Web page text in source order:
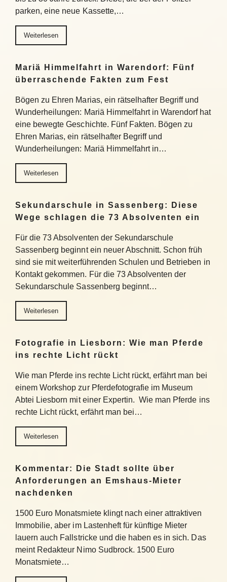
parken, eine neue Kassette,…
Weiterlesen
Mariä Himmelfahrt in Warendorf: Fünf
überraschende Fakten zum Fest
Bögen zu Ehren Marias, ein rätselhafter Begriff und
Wunderheilungen: Mariä Himmelfahrt in Warendorf hat
eine bewegte Geschichte. Fünf Fakten. Bögen zu
Ehren Marias, ein rätselhafter Begriff und
Wunderheilungen: Mariä Himmelfahrt in…
Weiterlesen
Sekundarschule in Sassenberg: Diese
Wege schlagen die 73 Absolventen ein
Für die 73 Absolventen der Sekundarschule
Sassenberg beginnt ein neuer Abschnitt. Schon früh
sind sie mit weiterführenden Schulen und Betrieben in
Kontakt gekommen. Für die 73 Absolventen der
Sekundarschule Sassenberg beginnt…
Weiterlesen
Fotografie in Liesborn: Wie man Pferde
ins rechte Licht rückt
Wie man Pferde ins rechte Licht rückt, erfährt man bei
einem Workshop zur Pferdefotografie im Museum
Abtei Liesborn mit einer Expertin. Wie man Pferde ins
rechte Licht rückt, erfährt man bei…
Weiterlesen
Kommentar: Die Stadt sollte über
Anforderungen an Emshaus-Mieter
nachdenken
1500 Euro Monatsmiete klingt nach einer attraktiven
Immobilie, aber im Lastenheft für künftige Mieter
lauern auch Fallstricke und die haben es in sich. Das
meint Redakteur Nimo Sudbrock. 1500 Euro
Monatsmiete…